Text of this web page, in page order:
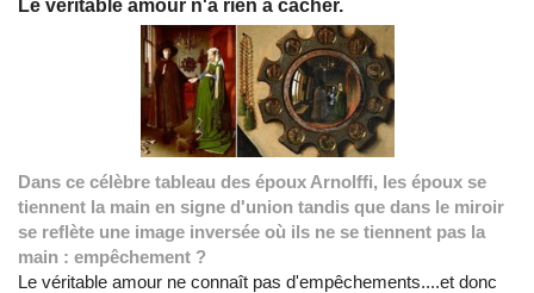
Le véritable amour n'a rien à cacher.
Dans ce célèbre tableau des époux Arnolffi, les époux se
tiennent la main en signe d'union tandis que dans le miroir
se reflète une image inversée où ils ne se tiennent pas la
main : empêchement ?
Le véritable amour ne connaît pas d'empêchements....et donc